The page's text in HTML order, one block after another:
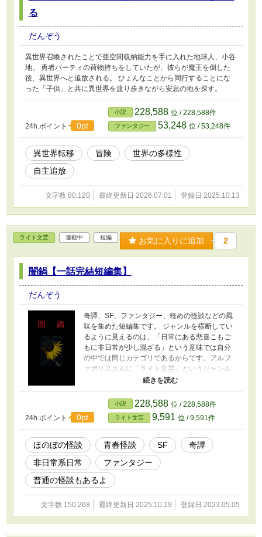
る
だんぞう
異世界召喚されたことで亜空間収納能力を手に入れた地球人、小谷
地。 勇者パーティの荷物持ちをしていたが、彼らが魔王を倒した
後、異世界へと追放される。 ひょんなことから同行することにな
った「子供」と共に異世界を渡り歩きながら安息の地を探す。
24h.ポイント 0pt
小説 228,588 位 / 228,588件
ファンタジー 53,248 位 / 53,248件
異世界転移 冒険
世界の多様性
自主追放
文字数 80,120 最終更新日 2026.07.01 登録日 2025.10.13
ライト文芸 連載中 短編 お気に入りに追加 2
闇鍋【一話完結短編集】
だんぞう
奇譚、SF、ファンタジー、軽めの怪談などの風
味を集めた短編集です。 ジャンルを横断してい
るように見えるのは、「日常にある悲喜こもご
もに非日常が少し混ざる」という意味では自分
の中では同じカテゴリであるからです。アルフ
ァポリスさんに「ライト文芸」というジャンル
があり、本当に嬉しいです。 念のためタイトル
の前に風味ジャンルを添えますので、どうぞご
自由につまみ食いしてください。 読んでくださ
った方の良い気分転換になれれば幸いです。
24h.ポイント
0pt
小説 228,588 位 / 228,588件
ライト文芸 9,591 位 / 9,591件
ほのぼの怪談 青春怪談 SF
奇譚
非日常系日常
ファンタジー
普通の怪談もあるよ
文字数 150,268 最終更新日 2025.10.19 登録日 2023.05.05